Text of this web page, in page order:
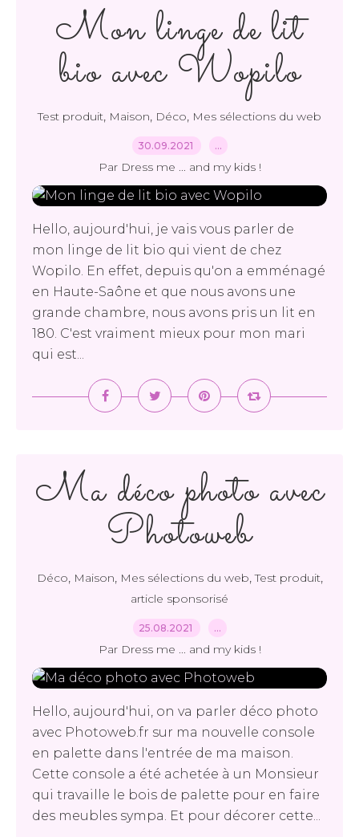
Mon linge de lit
bio avec Wopilo
Test produit, Maison, Déco, Mes sélections du web
30.09.2021 …
Par Dress me ... and my kids !
Hello, aujourd'hui, je vais vous parler de
mon linge de lit bio qui vient de chez
Wopilo. En effet, depuis qu'on a emménagé
en Haute-Saône et que nous avons une
grande chambre, nous avons pris un lit en
180. C'est vraiment mieux pour mon mari
qui est...
Ma déco photo avec
Photoweb
Déco, Maison, Mes sélections du web,Test produit,
article sponsorisé
25.08.2021 …
Par Dress me ... and my kids !
Hello, aujourd'hui, on va parler déco photo
avec Photoweb.fr sur ma nouvelle console
en palette dans l'entrée de ma maison.
Cette console a été achetée à un Monsieur
qui travaille le bois de palette pour en faire
des meubles sympa. Et pour décorer cette...